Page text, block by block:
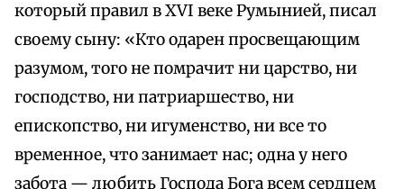
который правил в XVI веке Румынией, писал
своему сыну: «Кто одарен просвещающим
разумом, того не помрачит ни царство, ни
господство, ни патриаршество, ни
епископство, ни игуменство, ни все то
временное, что занимает нас; одна у него
забота — любить Господа Бога всем сердцем